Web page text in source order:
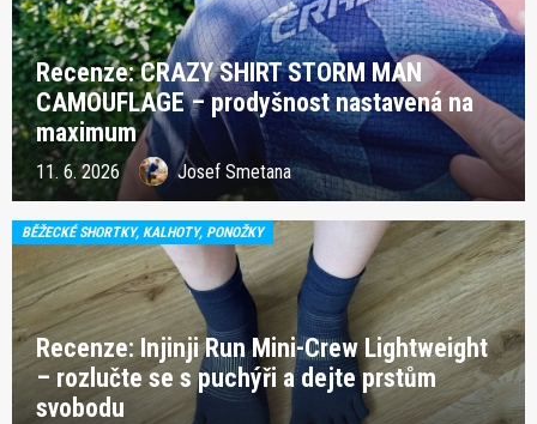
Recenze: CRAZY SHIRT STORM MAN
CAMOUFLAGE – prodyšnost nastavená na
maximum
11. 6. 2026 Josef Smetana
BĚŽECKÉ SHORTKY, KALHOTY, PONOŽKY
Recenze: Injinji Run Mini-Crew Lightweight
– rozlučte se s puchýři a dejte prstům
svobodu